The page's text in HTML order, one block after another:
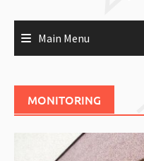
Main Menu
MONITORING